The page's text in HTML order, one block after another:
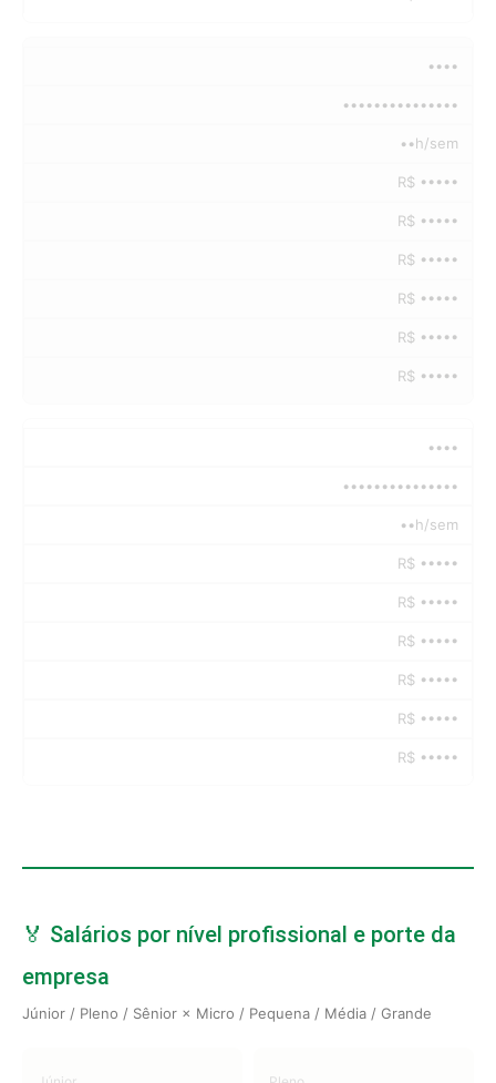
••••
•••••••••••••••
••h/sem
R$ •••••
R$ •••••
R$ •••••
R$ •••••
R$ •••••
R$ •••••
••••
•••••••••••••••
••h/sem
R$ •••••
R$ •••••
R$ •••••
R$ •••••
R$ •••••
R$ •••••
🏅 Salários por nível profissional e porte da
empresa
Júnior / Pleno / Sênior × Micro / Pequena / Média / Grande